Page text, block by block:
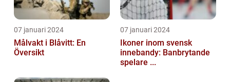
07 januari 2024
Målvakt i Blåvitt: En
Översikt
07 januari 2024
Ikoner inom svensk
innebandy: Banbrytande
spelare ...